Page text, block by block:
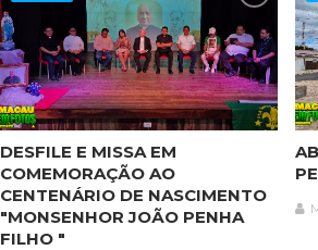
DESFILE E MISSA EM
COMEMORAÇÃO AO
CENTENÁRIO DE NASCIMENTO
"MONSENHOR JOÃO PENHA
FILHO "